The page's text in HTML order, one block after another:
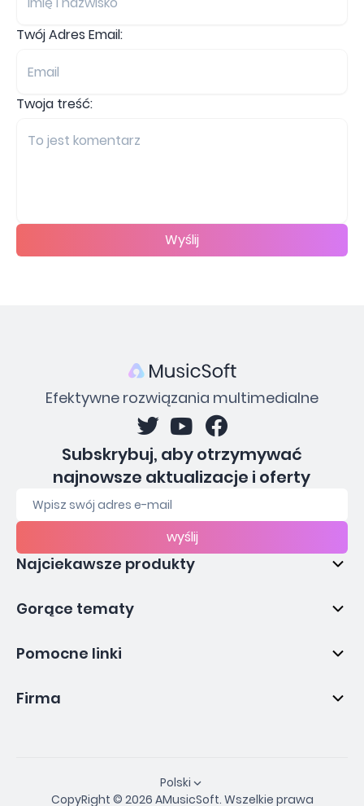
Twój Adres Email:
Twoja treść:
Wyślij
Efektywne rozwiązania multimedialne
Subskrybuj, aby otrzymywać
najnowsze aktualizacje i oferty
wyślij
Najciekawsze produkty
Gorące tematy
Pomocne linki
Firma
Polski
CopyRight © 2026 AMusicSoft. Wszelkie prawa